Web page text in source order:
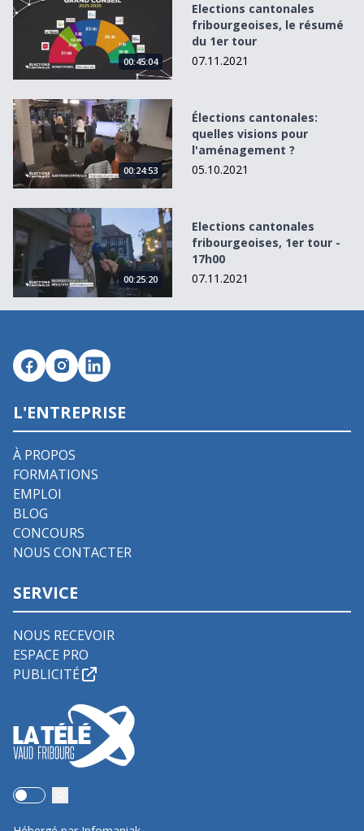
00:45:04
Elections cantonales
fribourgeoises, le résumé
du 1er tour
07.11.2021
Élections cantonales: quelles visions pour
00:24:53
Élections cantonales:
quelles visions pour
l'aménagement ?
05.10.2021
Elections cantonales fribourgeoises, 1er tour - 17h00
00:25:20
Elections cantonales
fribourgeoises, 1er tour -
17h00
07.11.2021
L'ENTREPRISE
À PROPOS
FORMATIONS
EMPLOI
BLOG
CONCOURS
NOUS CONTACTER
SERVICE
NOUS RECEVOIR
ESPACE PRO
PUBLICITÉ
Use setting